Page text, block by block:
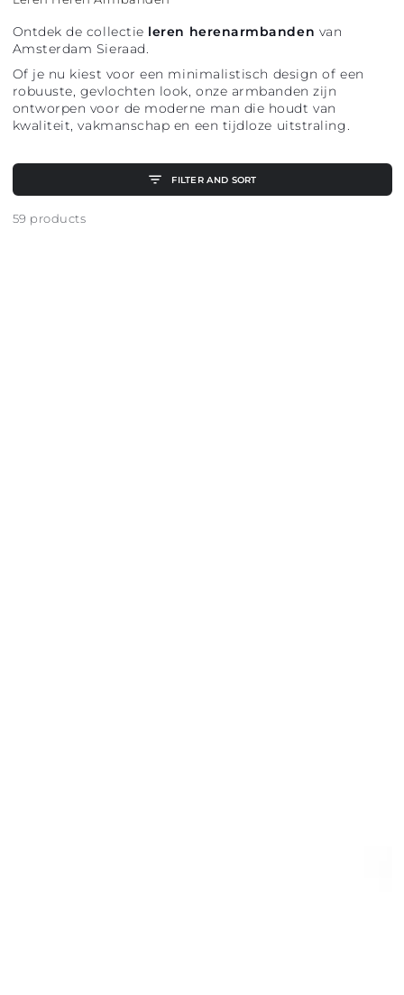
Ontdek de collectie leren herenarmbanden van
Amsterdam Sieraad.
Of je nu kiest voor een minimalistisch design of een
robuuste, gevlochten look, onze armbanden zijn
ontworpen voor de moderne man die houdt van
kwaliteit, vakmanschap en een tijdloze uitstraling.
FILTER AND SORT
59 products